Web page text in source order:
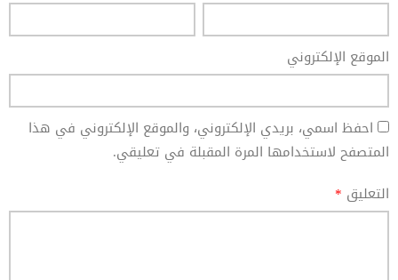
الموقع الإلكتروني
احفظ اسمي، بريدي الإلكتروني، والموقع الإلكتروني في هذا
المتصفح لاستخدامها المرة المقبلة في تعليقي.
التعليق *